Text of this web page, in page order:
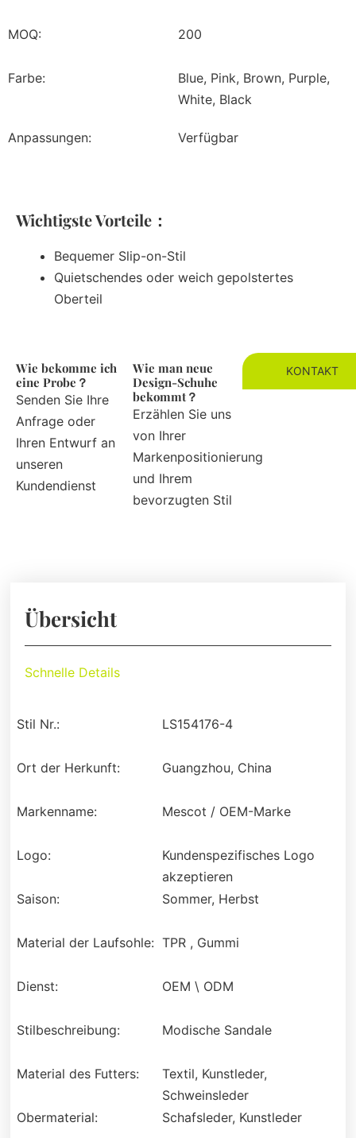
MOQ: 200
Farbe:
Blue, Pink, Brown, Purple,
White, Black
Anpassungen: Verfügbar
Wichtigste Vorteile：
Bequemer Slip-on-Stil
Quietschendes oder weich gepolstertes
Oberteil
Wie bekomme ich
eine Probe？
Senden Sie Ihre
Anfrage oder
Ihren Entwurf an
unseren
Kundendienst
Wie man neue
Design-Schuhe
bekommt？
Erzählen Sie uns
von Ihrer
Markenpositionierung
und Ihrem
bevorzugten Stil
KONTAKT
Übersicht
Schnelle Details
Stil Nr.: LS154176-4
Ort der Herkunft: Guangzhou, China
Markenname: Mescot / OEM-Marke
Logo:
Kundenspezifisches Logo
akzeptieren
Saison:
Sommer, Herbst
Material der Laufsohle: TPR , Gummi
Dienst: OEM \ ODM
Stilbeschreibung: Modische Sandale
Material des Futters:
Textil, Kunstleder,
Schweinsleder
Obermaterial:
Schafsleder, Kunstleder